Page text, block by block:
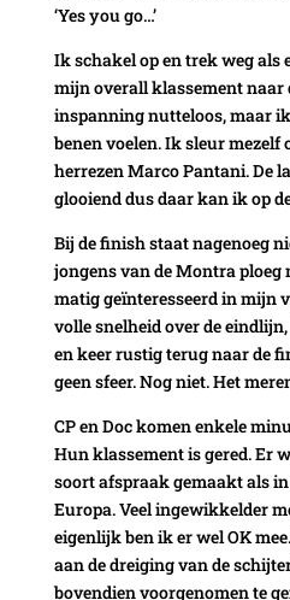
‘Yes you go…’
Ik schakel op en trek weg
mijn overall klassement naar
inspanning nutteloos, maar
benen voelen. Ik sleur mezelf
herrezen Marco Pantani. De
glooiend dus daar kan ik op
Bij de finish staat nagenoeg
jongens van de Montra
matig geïnteresseerd in mijn
volle snelheid over de
en keer rustig terug naar de
geen sfeer. Nog niet. Het
CP en Doc komen enkele
Hun klassement is gered. Er
soort afspraak gemaakt als
Europa. Veel ingewikkelder
eigenlijk ben ik er wel OK
aan de dreiging van de
bovendien voorgenomen te